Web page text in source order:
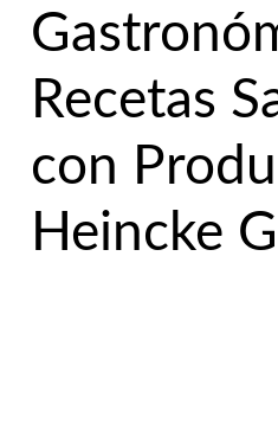
Recetas
con
Heincke